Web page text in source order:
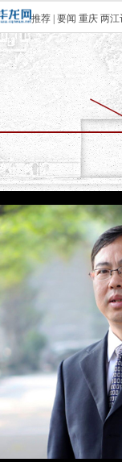
推荐 要闻 重庆 两江